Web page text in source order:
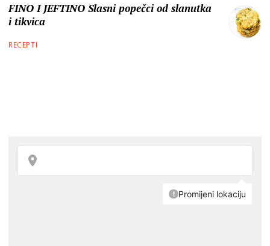
FINO I JEFTINO Slasni popečci od slanutka
i tikvica
RECEPTI